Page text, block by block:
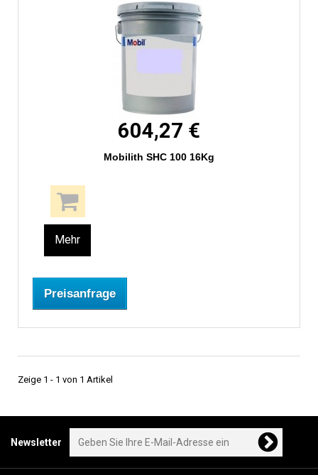
604,27 €
Mobilith SHC 100 16Kg
Mehr
Preisanfrage
Zeige 1 - 1 von 1 Artikel
Newsletter